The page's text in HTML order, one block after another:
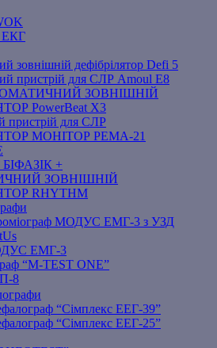
зовнішній дефібрілятор Defi 5
пристрій для СЛР Amoul E8
ЗОВНІШНІЙ
PowerBeat X3
пристрій для СЛР
МОНІТОР РЕМА-21
+
ЗОВНІШНІЙ
RHYTHM
МОДУС ЕМГ-3 з УЗД
ЕМГ-3
“M-TEST ONE”
8
“Сімплекс ЕЕГ-39”
“Сімплекс ЕЕГ-25”